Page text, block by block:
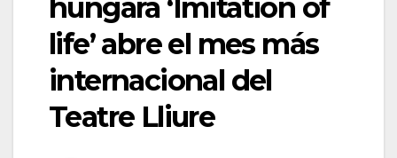
húngara ‘Imitation of
life’ abre el mes más
internacional del
Teatre Lliure